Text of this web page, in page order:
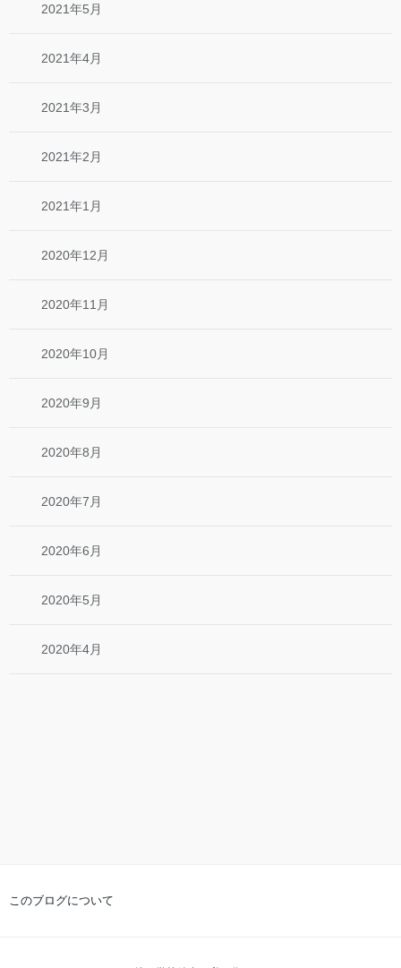
2021年5月
2021年4月
2021年3月
2021年2月
2021年1月
2020年12月
2020年11月
2020年10月
2020年9月
2020年8月
2020年7月
2020年6月
2020年5月
2020年4月
このブログについて